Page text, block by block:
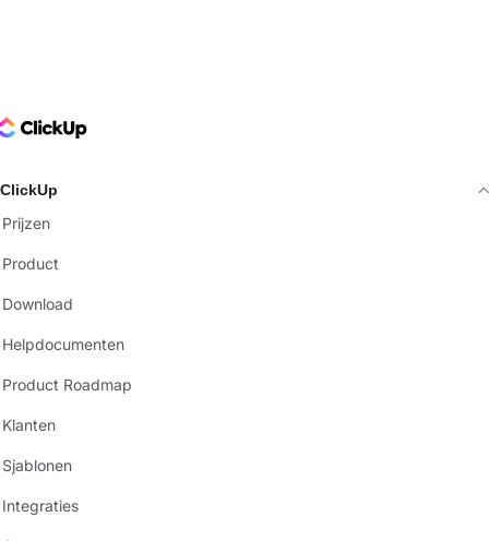
Logo
ClickUp
Prijzen
Product
Download
Helpdocumenten
Product Roadmap
Klanten
Sjablonen
Integraties